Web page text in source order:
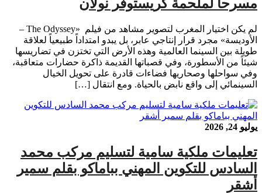
مسرحاً لملحمة كريستوفر نولان
لم يكن اختيار المغرب لتصوير مشاهد من فيلم «The Odyssey –
الأوديسة» مجرد قرار إنتاجي عابر، بل يبدو امتداداً طبيعياً لعلاقة
طويلة بين السينما العالمية وهذه الأرض التي تختزن في تضاريسها
شيئاً من الأسطورة، وفي قصباتها القديمة ذاكرة حضارات متعاقبة،
وفي سواحلها وصحاريها فضاءات قادرة على تحويل الخيال
السينمائي إلى واقع نابض بالحياة. ومع انتقال […]
يوليو 24, 2026
تعليمات ملكية سامية لتسليم مركب محمد
السادس للتكوين المهني بباماكو بقلم سمير
أشقر